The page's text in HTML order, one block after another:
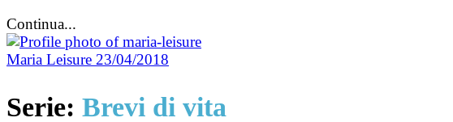
Continua...
Maria Leisure 23/04/2018
Serie: Brevi di vita